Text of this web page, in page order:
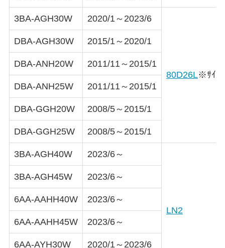
3BA-AGH30W 2020/1～2023/6
80D26L※ｻｲﾄﾞ
DBA-AGH30W 2015/1～2020/1
DBA-ANH20W 2011/11～2015/1
DBA-ANH25W 2011/11～2015/1
DBA-GGH20W 2008/5～2015/1
DBA-GGH25W 2008/5～2015/1
3BA-AGH40W 2023/6～
LN2
3BA-AGH45W 2023/6～
6AA-AAHH40W 2023/6～
6AA-AAHH45W 2023/6～
6AA-AYH30W 2020/1～2023/6